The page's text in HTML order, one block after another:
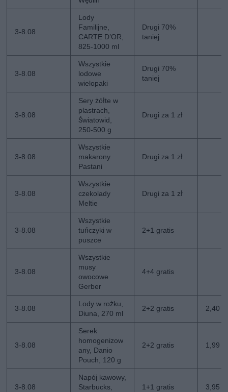
3-8.08
Lody
Familijne,
CARTE D’OR,
825-1000 ml
Drugi 70%
taniej
3-8.08
Wszystkie
lodowe
wielopaki
Drugi 70%
taniej
3-8.08
Sery żółte w
plastrach,
Światowid,
250-500 g
Drugi za 1 zł
3-8.08
Wszystkie
makarony
Pastani
Drugi za 1 zł
3-8.08
Wszystkie
czekolady
Meltie
Drugi za 1 zł
3-8.08
Wszystkie
tuńczyki w
puszce
2+1 gratis
3-8.08
Wszystkie
musy
owocowe
Gerber
4+4 gratis
3-8.08
Lody w rożku,
Diuna, 270 ml
2+2 gratis 2,40
3-8.08
Serek
homogenizow
any, Danio
Pouch, 120 g
2+2 gratis 1,99
3-8.08
Napój kawowy,
Starbucks,
1+1 gratis 3,95